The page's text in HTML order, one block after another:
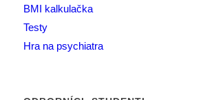
BMI kalkulačka
Testy
Hra na psychiatra